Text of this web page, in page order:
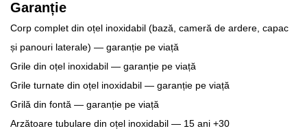
Garanție
Corp complet din oțel inoxidabil (bază, cameră de ardere, capac
și panouri laterale) — garanție pe viață
Grile din oțel inoxidabil — garanție pe viață
Grile turnate din oțel inoxidabil — garanție pe viață
Grilă din fontă — garanție pe viață
Arzătoare tubulare din oțel inoxidabil — 15 ani +30